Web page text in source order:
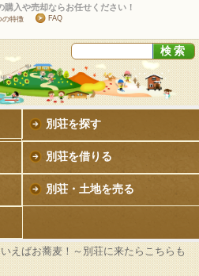
入や売却ならお任せください！
の特徴
FAQ
別荘を探す
別荘を借りる
別荘・土地を売る
えばお蕎麦！～別荘に来たらこちらも